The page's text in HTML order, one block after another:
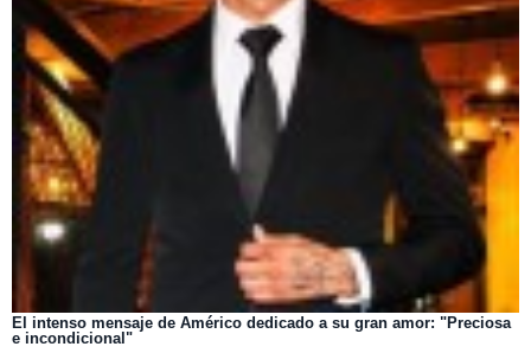
El intenso mensaje de Américo dedicado a su gran amor: "Preciosa
e incondicional"